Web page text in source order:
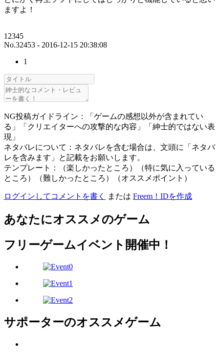
ますよ！
12345
No.32453 - 2016-12-15 20:38:08
1
NG投稿ガイドライン：「ゲームの感想以外が含まれてい
る」「クリエイターへの攻撃的な内容」「紳士的ではない表
現」
ネタバレについて：ネタバレを含む場合は、文頭に「ネタバ
レを含みます」と記載をお願いします。
テンプレート：（楽しかったところ）（特に気に入っている
ところ）（難しかったところ）（オススメポイント）
ログインしてコメントを書く または Freem！IDを作成
あなたにオススメのゲーム
フリーゲームイベント開催中！
サポーターのオススメゲーム